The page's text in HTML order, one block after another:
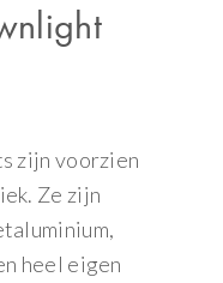
zijn voorzien
Ze zijn
heel eigen